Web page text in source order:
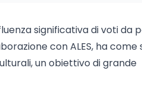
significativa di voti da
con ALES, ha come
un obiettivo di grande